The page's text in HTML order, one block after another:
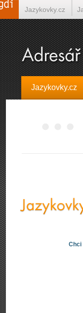
Jazykovky.cz
Chci
Jazykovky.cz
Španělština on-